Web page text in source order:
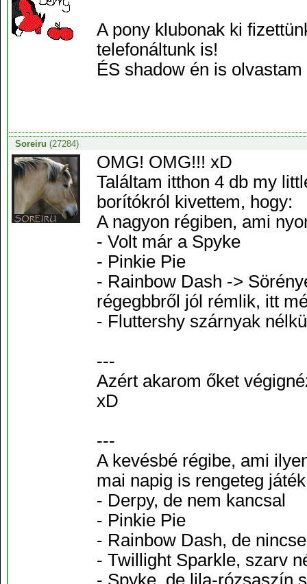
A pony klubonak ki
telefonáltunk is!
ÉS shadow én is
Soreiru (27284)
OMG! OMG!!! xD
Találtam itthon 4 db my
borítókról kivettem, hogy:
A nagyon régiben, ami
- Volt már a Spyke
- Pinkie Pie
- Rainbow Dash ->
régegbbről jól rémlik, itt
- Fluttershy szárnyak
---
Azért akarom őket
xD
---
A kevésbé régibe, ami
mai napig is rengeteg
- Derpy, de nem kancsal
- Pinkie Pie
- Rainbow Dash, de
- Twillight Sparkle, szarv
- Spyke, de lila-rózsaszín